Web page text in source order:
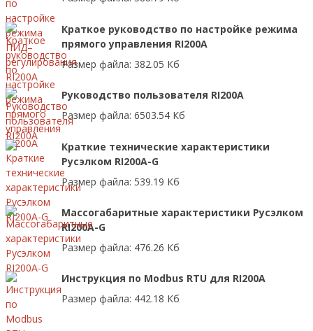
Краткое руководство по настройке режима
прямого управления RI200A
Размер файла: 382.05 Кб
Руководство пользователя RI200A
Размер файла: 6503.54 Кб
Краткие технические характеристики
Русэлком RI200A-G
Размер файла: 539.19 Кб
Массогабаритные характеристики Русэлком
RI200A-G
Размер файла: 476.26 Кб
Инструкция по Modbus RTU для RI200A
Размер файла: 442.18 Кб